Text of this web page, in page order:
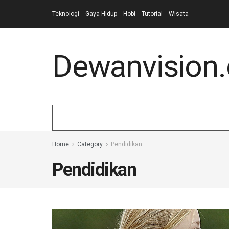
Teknologi Gaya Hidup Hobi Tutorial Wisata
Home Category Pendidikan
Pendidikan